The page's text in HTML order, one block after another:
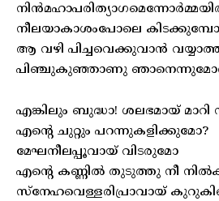
നീലയാകാശംപോലെ
ആ വഴി പിച്ചവെക്കുവാൻ
പിഞ്ചുകുഞ്ഞാണു
എങ്കിലും ബുദ്ധാ! ശലഭമായ് മാറി
എന്റെ ചുറ്റും പറന്നുകളിക്കുമോ?
മേഘനീലപ്പൂവായ് വിടരുമോ
എന്റെ കണ്ണിൽ തുടുത്തു നീ
സ്‌നേഹവെള്ളരിപ്രാവായ്